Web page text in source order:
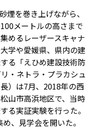
煙を巻き上げながら、
メートルの高さまで
めるレーザースキャナ
学や愛媛県、県内の建
る「えひめ建設技術防
・ネトラ・プラカシュ
）は7月、2018年の西
山市高浜地区で、当時
る実証実験を行った。
、見学会を開いた。